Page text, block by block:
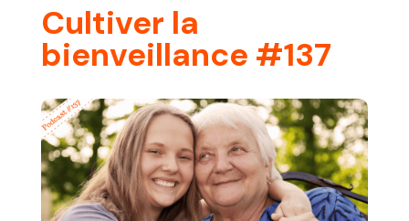
Cultiver la
bienveillance #137